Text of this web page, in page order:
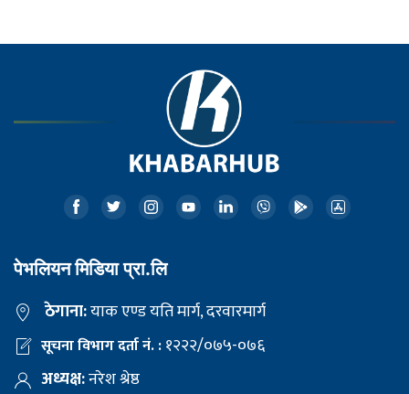
पेभलियन मिडिया प्रा.लि
ठेगाना:याक एण्ड यति मार्ग, दरवारमार्ग
सूचना विभाग दर्ता नं. :१२२२/०७५-०७६
अध्यक्ष:नरेश श्रेष्ठ